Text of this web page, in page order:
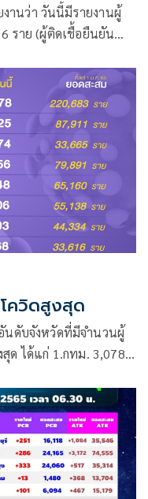
านว่า วันนี้มีรายงานผู้
ราย (ผู้ติดเชื้อยืนยัน
ควิดสูงสุด
นดับจังหวัดที่มีจำนวนผู้
ด ได้แก่ 1.กทม. 3,078